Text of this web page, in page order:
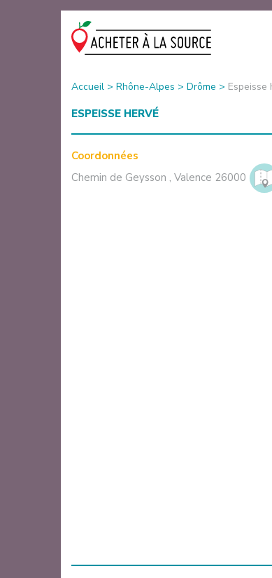
Accueil > Rhône-Alpes > Drôme > Espeisse
ESPEISSE HERVÉ
Coordonnées
Chemin de Geysson , Valence 26000